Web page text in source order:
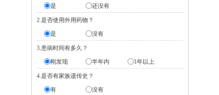
是
还没有
2.是否使用外用药物？
是
没有
3.患病时间有多久？
刚发现
半年内 1年以上
4.是否有家族遗传史？
有
没有